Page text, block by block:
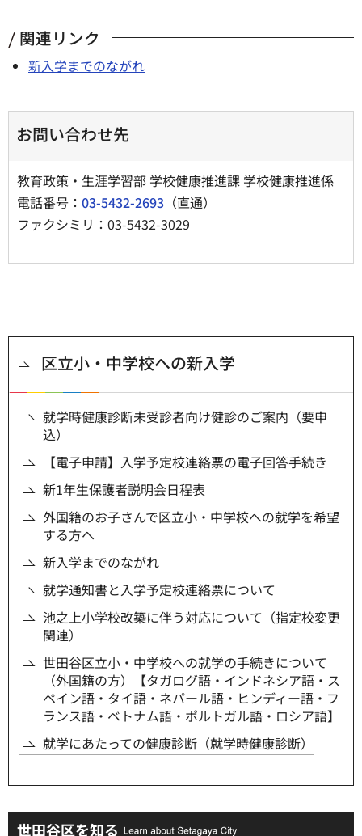
関連リンク
新入学までのながれ
お問い合わせ先
教育政策・生涯学習部 学校健康推進課 学校健康推進係
電話番号： 03-5432-2693 （直通）
ファクシミリ：03-5432-3029
区立小・中学校への新入学
就学時健康診断未受診者向け健診のご案内（要申
込）
【電子申請】入学予定校連絡票の電子回答手続き
新1年生保護者説明会日程表
外国籍のお子さんで区立小・中学校への就学を希望
する方へ
新入学までのながれ
就学通知書と入学予定校連絡票について
池之上小学校改築に伴う対応について（指定校変更
関連）
世田谷区立小・中学校への就学の手続きについて
（外国籍の方）【タガログ語・インドネシア語・ス
ペイン語・タイ語・ネパール語・ヒンディー語・フ
ランス語・ベトナム語・ポルトガル語・ロシア語】
就学にあたっての健康診断（就学時健康診断）
世田谷区を知る